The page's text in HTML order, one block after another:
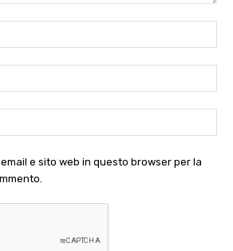
e sito web in questo browser per la